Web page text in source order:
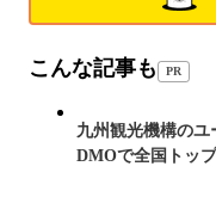
こんな記事も PR
九州観光機構の
DMOで全国トッ